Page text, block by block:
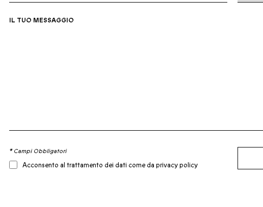
IL TUO MESSAGGIO
* Campi Obbligatori
Acconsento al trattamento dei dati come da privacy policy